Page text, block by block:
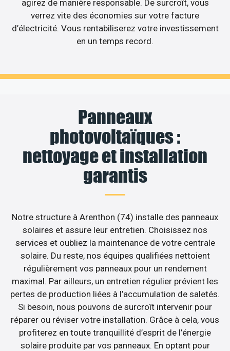
agirez de manière responsable. De surcroît, vous
verrez vite des économies sur votre facture
d’électricité. Vous rentabiliserez votre investissement
en un temps record.
Panneaux
photovoltaïques :
nettoyage et installation
garantis
Notre structure à Arenthon (74) installe des panneaux
solaires et assure leur entretien. Choisissez nos
services et oubliez la maintenance de votre centrale
solaire. Du reste, nos équipes qualifiées nettoient
régulièrement vos panneaux pour un rendement
maximal. Par ailleurs, un entretien régulier prévient les
pertes de production liées à l’accumulation de saletés.
Si besoin, nous pouvons de surcroît intervenir pour
réparer ou réviser votre installation. Grâce à cela, vous
profiterez en toute tranquillité d’esprit de l’énergie
solaire produite par vos panneaux. En optant pour